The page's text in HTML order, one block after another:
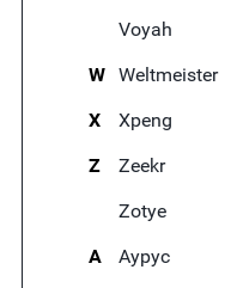
Voyah
W Weltmeister
X
Xpeng
Z
Zeekr
Zotye
А
Аурус